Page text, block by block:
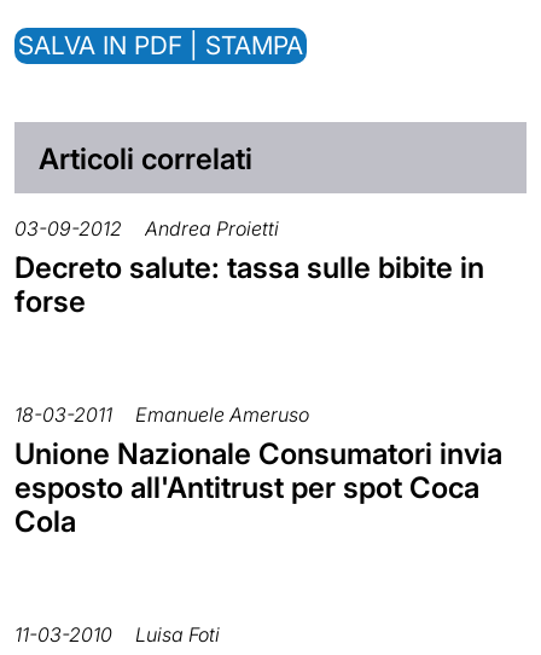
SALVA IN PDF | STAMPA
Articoli correlati
03-09-2012 Andrea Proietti
Decreto salute: tassa sulle bibite in
forse
18-03-2011 Emanuele Ameruso
Unione Nazionale Consumatori invia
esposto all'Antitrust per spot Coca
Cola
11-03-2010 Luisa Foti